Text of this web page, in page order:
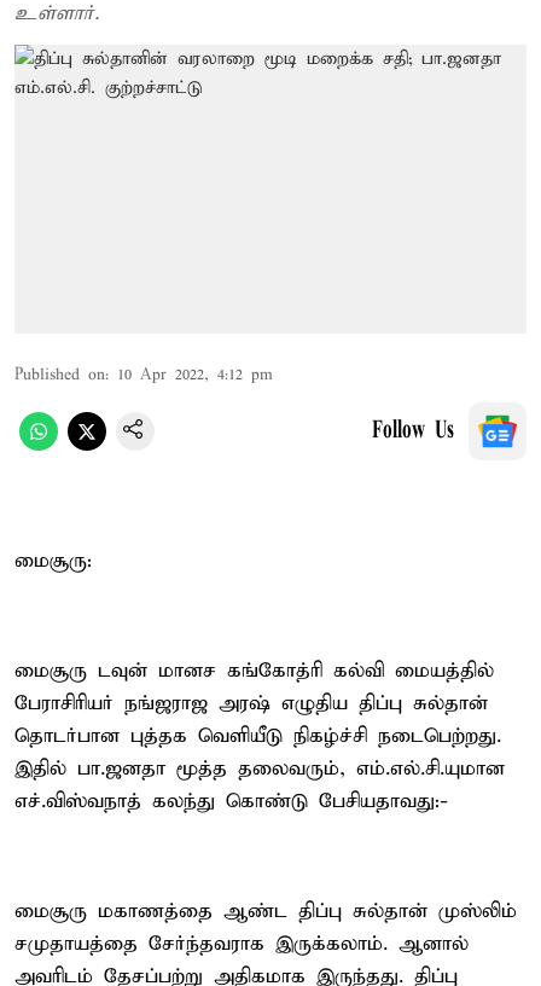
உள்ளார்.
Published on: 10 Apr 2022, 4:12 pm
Follow Us
மைசூரு:
மைசூரு டவுன் மானச கங்கோத்ரி கல்வி மையத்தில்
பேராசிரியர் நங்ஜராஜ அரஷ் எழுதிய திப்பு சுல்தான்
தொடர்பான புத்தக வெளியீடு நிகழ்ச்சி நடைபெற்றது.
இதில் பா.ஜனதா மூத்த தலைவரும், எம்.எல்.சி.யுமான
எச்.விஸ்வநாத் கலந்து கொண்டு பேசியதாவது:-
மைசூரு மகாணத்தை ஆண்ட திப்பு சுல்தான் முஸ்லிம்
சமுதாயத்தை சேர்ந்தவராக இருக்கலாம். ஆனால்
அவரிடம் தேசப்பற்று அதிகமாக இருந்தது. திப்பு